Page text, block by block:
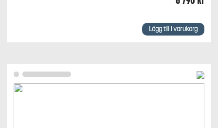
Lägg till i varukorg